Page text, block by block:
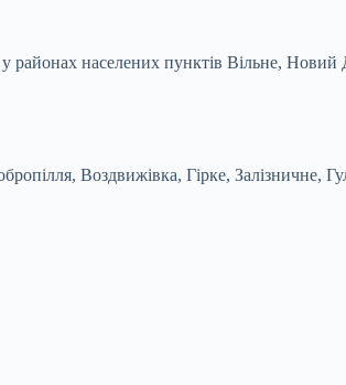
у районах населених пунктів Вільне,
Воздвижівка, Гірке, Залізничне,